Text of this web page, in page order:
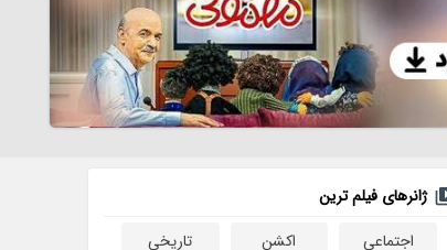
ژانرهای فیلم ترین
اجتماعی
اکشن
تاریخی